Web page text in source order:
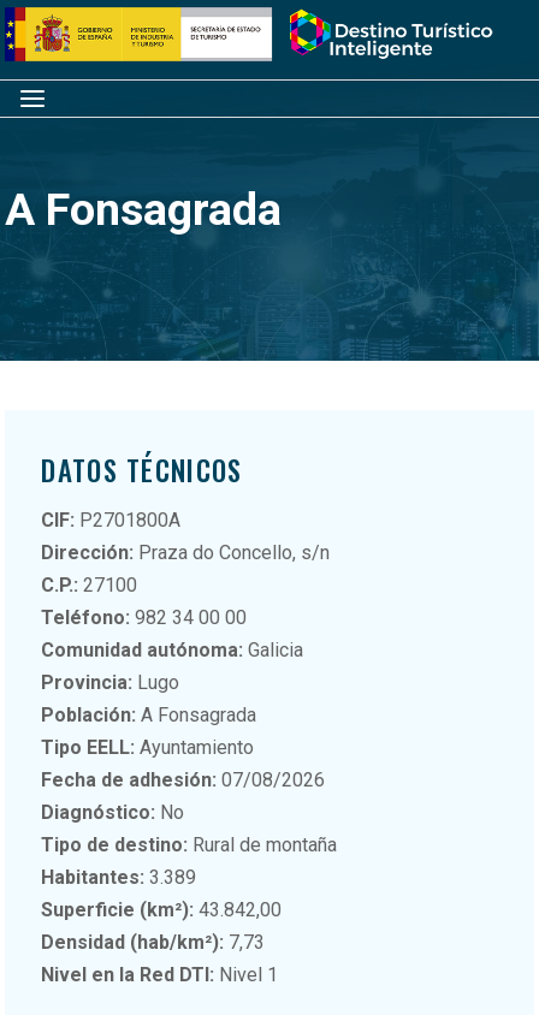
Saltar
al
contenido
Inicio
Menú
A Fonsagrada
DATOS TÉCNICOS
CIF: P2701800A
Dirección: Praza do Concello, s/n
C.P.: 27100
Teléfono: 982 34 00 00
Comunidad autónoma: Galicia
Provincia: Lugo
Población: A Fonsagrada
Tipo EELL: Ayuntamiento
Fecha de adhesión: 07/08/2026
Diagnóstico: No
Tipo de destino: Rural de montaña
Habitantes: 3.389
Superficie (km²): 43.842,00
Densidad (hab/km²): 7,73
Nivel en la Red DTI: Nivel 1